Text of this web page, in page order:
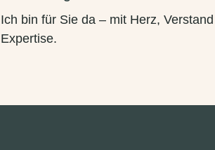
Ich bin für Sie da – mit Herz,
Expertise.